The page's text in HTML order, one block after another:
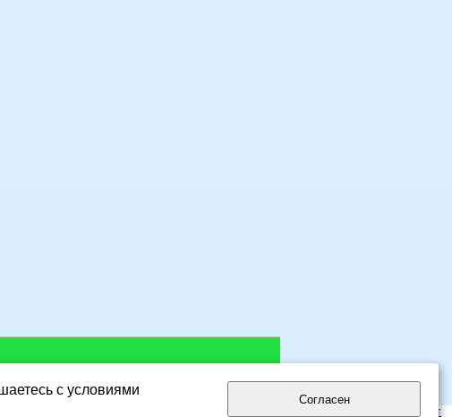
- интернет каталог русскоязычных сайтов. Мой сайт
с условиями
Согласен